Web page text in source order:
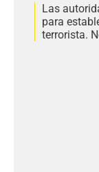
Las
para
terrorista.